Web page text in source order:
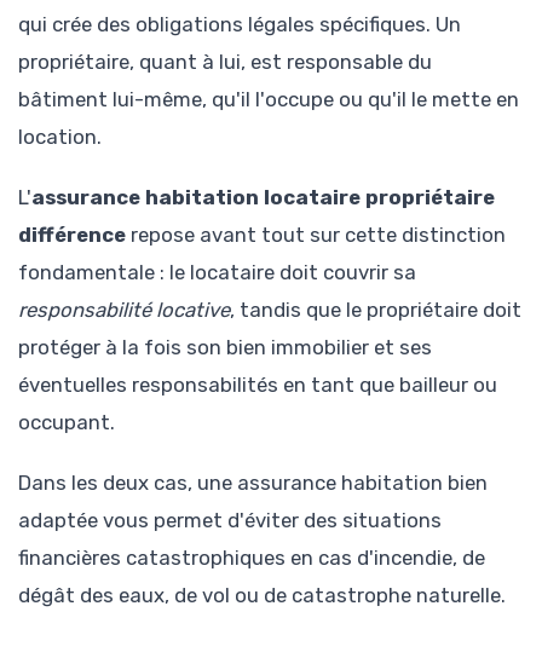
qui crée des obligations légales spécifiques. Un
propriétaire, quant à lui, est responsable du
bâtiment lui-même, qu'il l'occupe ou qu'il le mette en
location.
L'assurance habitation locataire propriétaire
différence repose avant tout sur cette distinction
fondamentale : le locataire doit couvrir sa
responsabilité locative, tandis que le propriétaire doit
protéger à la fois son bien immobilier et ses
éventuelles responsabilités en tant que bailleur ou
occupant.
Dans les deux cas, une assurance habitation bien
adaptée vous permet d'éviter des situations
financières catastrophiques en cas d'incendie, de
dégât des eaux, de vol ou de catastrophe naturelle.